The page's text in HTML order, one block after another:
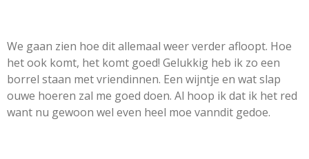
We gaan zien hoe dit allemaal weer verder afloopt. Hoe
het ook komt, het komt goed! Gelukkig heb ik zo een
borrel staan met vriendinnen. Een wijntje en wat slap
ouwe hoeren zal me goed doen. Al hoop ik dat ik het red
want nu gewoon wel even heel moe vanndit gedoe.